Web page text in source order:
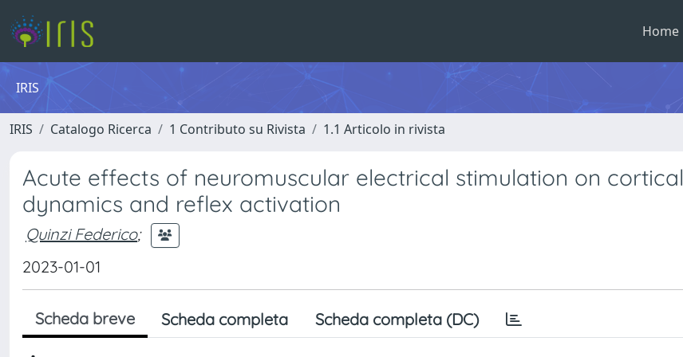
Home
IRIS
IRIS Catalogo Ricerca 1 Contributo su Rivista 1.1 Articolo in rivista
Acute effects of neuromuscular electrical stimulation on cortical
dynamics and reflex activation
Quinzi Federico;
2023-01-01
Scheda breve Scheda completa Scheda completa (DC)